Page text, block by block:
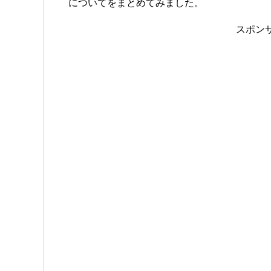
についてをまとめてみました。
スポン